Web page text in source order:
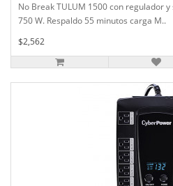
No Break TULUM 1500 con regulador
750 W. Respaldo 55 minutos carga M..
$2,562